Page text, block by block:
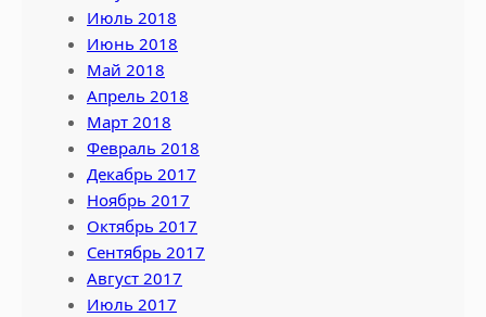
Июль 2018
Июнь 2018
Май 2018
Апрель 2018
Март 2018
Февраль 2018
Декабрь 2017
Ноябрь 2017
Октябрь 2017
Сентябрь 2017
Август 2017
Июль 2017